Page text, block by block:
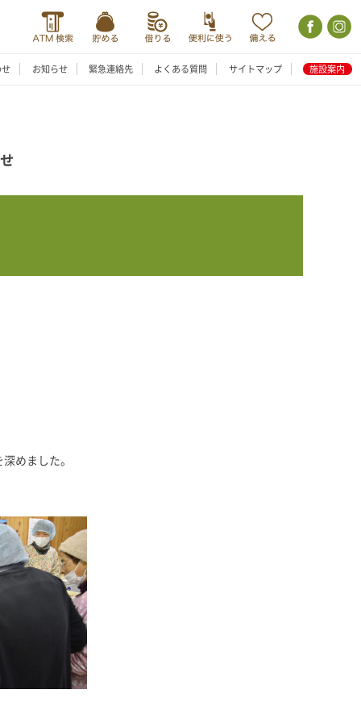
せ お知らせ 緊急連絡先 よくある質問 サイトマップ 施設案内
めました。